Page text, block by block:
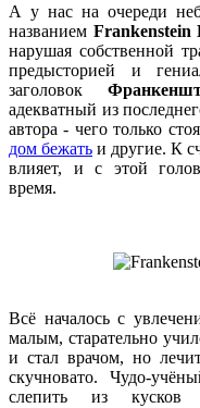
А у нас на очереди
названием Frankenstein
нарушая собственной
предысторией и
заголовок
адекватный из
автора - чего только
дом бежать и другие. К
влияет, и с этой
время.
Всё началось с
малым, старательно
и стал врачом, но
скучновато. Чудо-
слепить из кусков